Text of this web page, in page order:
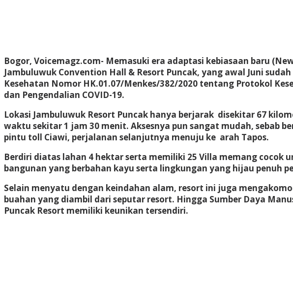
Bogor, Voicemagz.com- Memasuki era adaptasi kebiasaan baru
Jambuluwuk Convention Hall & Resort Puncak, yang awal Juni
Kesehatan Nomor HK.01.07/Menkes/382/2020 tentang Protokol
dan Pengendalian COVID-19.
Lokasi Jambuluwuk Resort Puncak hanya berjarak disekitar 67
waktu sekitar 1 jam 30 menit. Aksesnya pun sangat mudah, sebab
pintu toll Ciawi, perjalanan selanjutnya menuju ke arah Tapos.
Berdiri diatas lahan 4 hektar serta memiliki 25 Villa memang cocok
bangunan yang berbahan kayu serta lingkungan yang hijau penuh
Selain menyatu dengan keindahan alam, resort ini juga
buahan yang diambil dari seputar resort. Hingga Sumber Daya
Puncak Resort memiliki keunikan tersendiri.